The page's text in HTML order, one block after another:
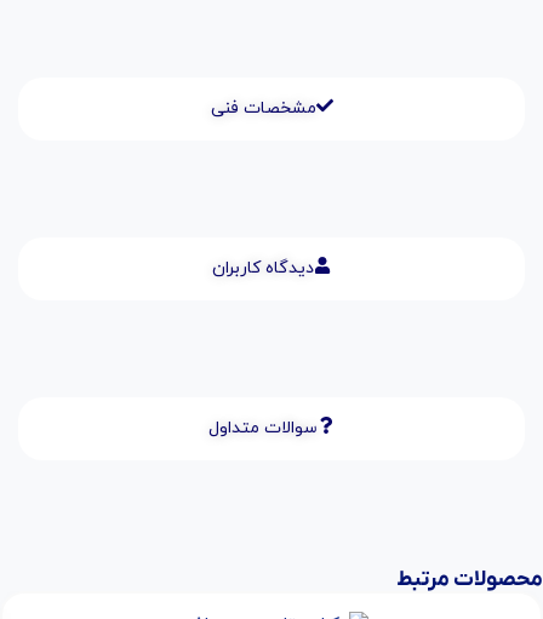
مشخصات فنی
دیدگاه کاربران
سوالات متداول
محصولات مرتبط